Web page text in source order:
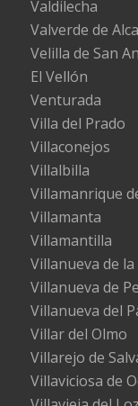
Valdilecha
Valverde de
Velilla de San
El Vellón
Venturada
Villa del Prado
Villaconejos
Villalbilla
Villamanrique
Villamanta
Villamantilla
Villanueva de la
Villanueva de
Villanueva del
Villar del Olmo
Villarejo de
Villaviciosa de